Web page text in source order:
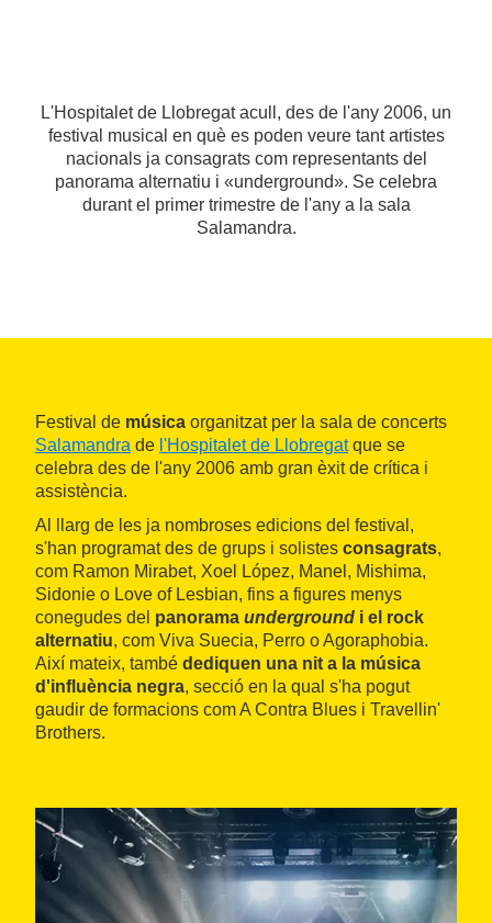
L'Hospitalet de Llobregat acull, des de l'any 2006, un
festival musical en què es poden veure tant artistes
nacionals ja consagrats com representants del
panorama alternatiu i «underground». Se celebra
durant el primer trimestre de l'any a la sala
Salamandra.
Festival de música organitzat per la sala de concerts
Salamandra de l'Hospitalet de Llobregatque se
celebra des de l'any 2006 amb gran èxit de crítica i
assistència.
Al llarg de les ja nombroses edicions del festival,
s'han programat des de grups i solistes consagrats,
com Ramon Mirabet, Xoel López, Manel, Mishima,
Sidonie o Love of Lesbian, fins a figures menys
conegudes del panorama underground i el rock
alternatiu, com Viva Suecia, Perro o Agoraphobia.
Així mateix, també dediquen una nit a la música
d'influència negra, secció en la qual s'ha pogut
gaudir de formacions com A Contra Blues i Travellin'
Brothers.